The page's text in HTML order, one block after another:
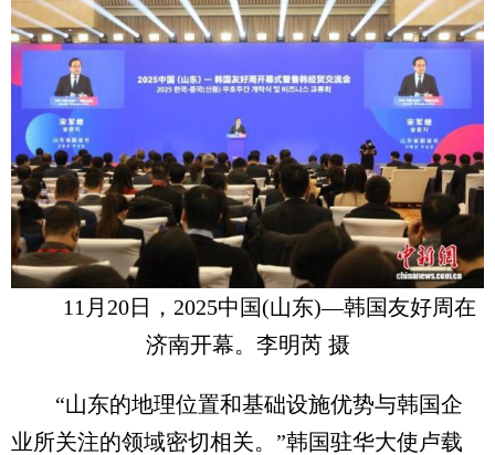
11月20日，2025中国(山东)—韩国友好周在
济南开幕。李明芮 摄
“山东的地理位置和基础设施优势与韩国企
业所关注的领域密切相关。”韩国驻华大使卢载